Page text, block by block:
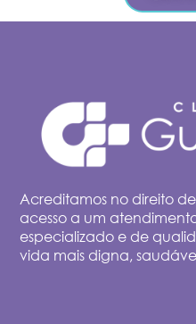
Acreditamos no direito
acesso a um
especializado e de
vida mais digna,